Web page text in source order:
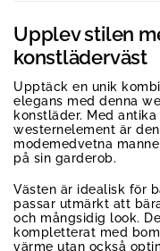
Upplev stilen
konstläderväst
Upptäck en unik
elegans med denna
konstläder. Med
westernelement är
modemedvetna
på sin garderob.
Västen är idealisk för
passar utmärkt att
och mångsidig look.
kompletterat med
värme utan också